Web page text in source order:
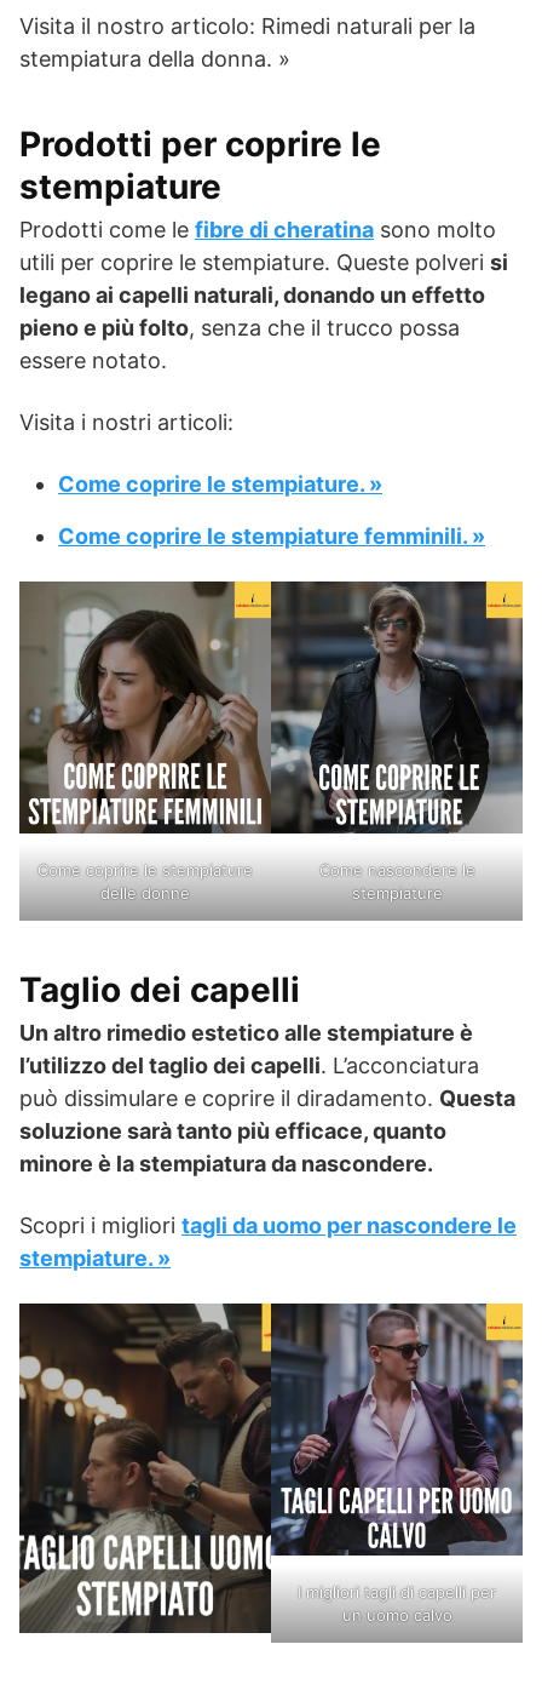
Visita il nostro articolo: Rimedi naturali per la
stempiatura della donna. »
Prodotti per coprire le
stempiature
Prodotti come le fibre di cheratina sono molto
utili per coprire le stempiature. Queste polveri si
legano ai capelli naturali, donando un effetto
pieno e più folto, senza che il trucco possa
essere notato.
Visita i nostri articoli:
Come coprire le stempiature. »
Come coprire le stempiature femminili. »
Come coprire le stempiature
delle donne
Come nascondere le
stempiature
Taglio dei capelli
Un altro rimedio estetico alle stempiature è
l’utilizzo del taglio dei capelli. L’acconciatura
può dissimulare e coprire il diradamento. Questa
soluzione sarà tanto più efficace, quanto
minore è la stempiatura da nascondere.
Scopri i migliori tagli da uomo per nascondere le
stempiature. »
I migliori tagli di capelli per
un uomo calvo